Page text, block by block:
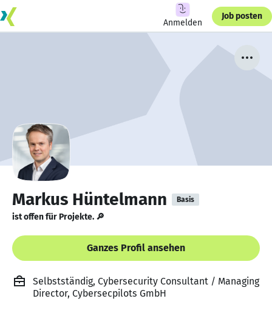
Anmelden
Job posten
Markus Hüntelmann Basis
ist offen für Projekte. 🔎
Ganzes Profil ansehen
Selbstständig, Cybersecurity Consultant / Managing
Director, Cybersecpilots GmbH